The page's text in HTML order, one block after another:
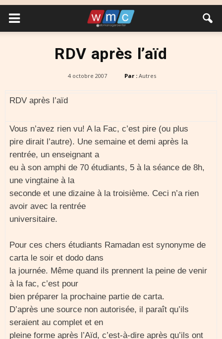
RDV après l’aïd
4 octobre 2007 Par : Autres
RDV après l’aïd
Vous n’avez rien vu! A la Fac, c’est pire (ou plus
pire dirait l’autre). Une semaine et demi après la
rentrée, un enseignant a
eu à son amphi de 70 étudiants, 5 à la séance de 8h,
une vingtaine à la
seconde et une dizaine à la troisième. Ceci n’a rien
avoir avec la rentrée
universitaire.
Pour ces chers étudiants Ramadan est synonyme de
carta le soir et dodo dans
la journée. Même quand ils prennent la peine de venir
à la fac, c’est pour
bien préparer la prochaine partie de carta.
D’après une source non autorisée, il paraît qu’ils
seraient au complet et en
pleine forme après l’Aïd, c’est-à-dire après qu’ils ont